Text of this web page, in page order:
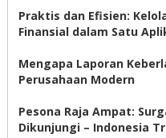
Praktis dan Efisien:
Finansial dalam Satu
Mengapa Laporan
Perusahaan Modern
Pesona Raja Ampat:
Dikunjungi – Indonesia